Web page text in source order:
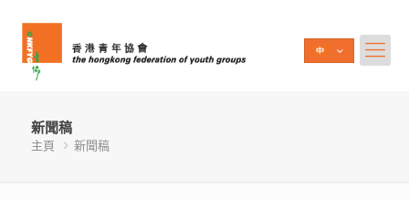
新聞稿
主頁 新聞稿